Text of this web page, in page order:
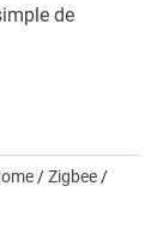
de
/Zigbee /